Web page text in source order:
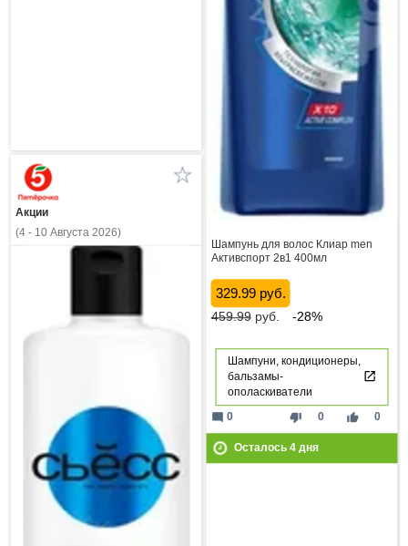
Шампунь для волос Клиар men
Активспорт 2в1 400мл
329.99 руб.
459.99руб. -28%
Шампуни, кондиционеры,
бальзамы-
ополаскиватели
thumb_down 0 thumb_up 0
mode_comment 0
Осталось 4дня
Акции
(4 - 10 Августа 2026)